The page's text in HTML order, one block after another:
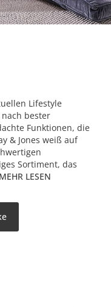
Lifestyle
bester
Funktionen, die
& Jones weiß auf
Sortiment, das
MEHR LESEN